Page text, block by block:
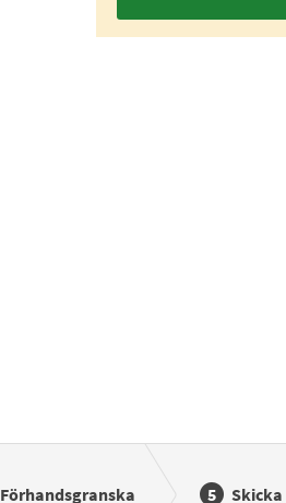
Förhandsgranska Skicka